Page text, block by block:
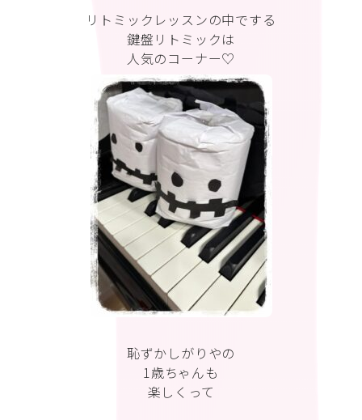
リトミックレッスンの中でする
鍵盤リトミックは
人気のコーナー♡
恥ずかしがりやの
1歳ちゃんも
楽しくって